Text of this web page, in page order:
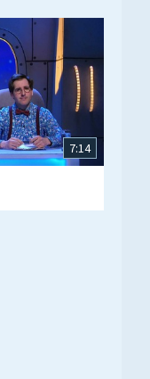
7:14